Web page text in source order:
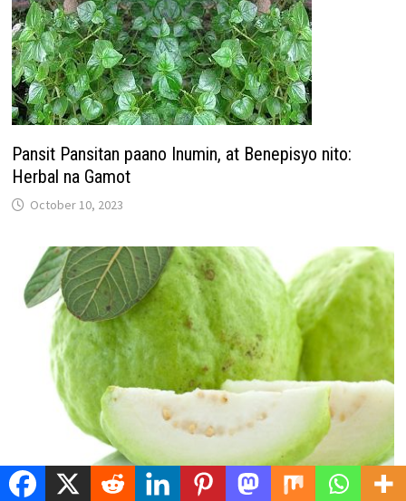
Pansit Pansitan paano Inumin, at Benepisyo nito:
Herbal na Gamot
October 10, 2023